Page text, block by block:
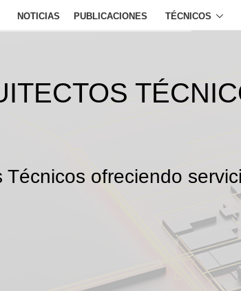
NOTICIAS PUBLICACIONES TÉCNICOS
ofreciendo